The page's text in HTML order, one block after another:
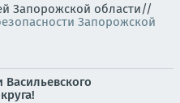
Запорожской области//
Запорожской